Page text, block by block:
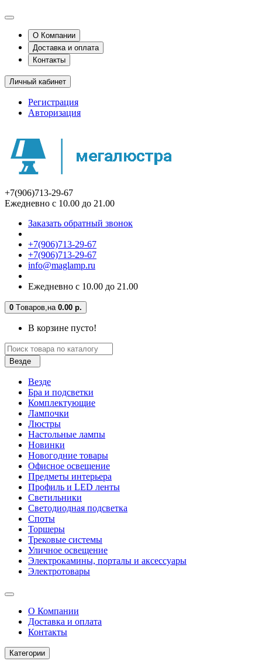
О Компании
Доставка и оплата
Контакты
Личный кабинет
Регистрация
Авторизация
+7(906)713-29-67
Ежедневно с 10.00 до 21.00
Заказать обратный звонок
+7(906)713-29-67
+7(906)713-29-67
info@maglamp.ru
Ежедневно с 10.00 до 21.00
0 Tоваров,на 0.00 р.
В корзине пусто!
Везде
Везде
Бра и подсветки
Комплектующие
Лампочки
Люстры
Настольные лампы
Новинки
Новогодние товары
Офисное освещение
Предметы интерьера
Профиль и LED ленты
Светильники
Светодиодная подсветка
Споты
Торшеры
Трековые системы
Уличное освещение
Электрокамины, порталы и аксессуары
Электротовары
О Компании
Доставка и оплата
Контакты
Категории